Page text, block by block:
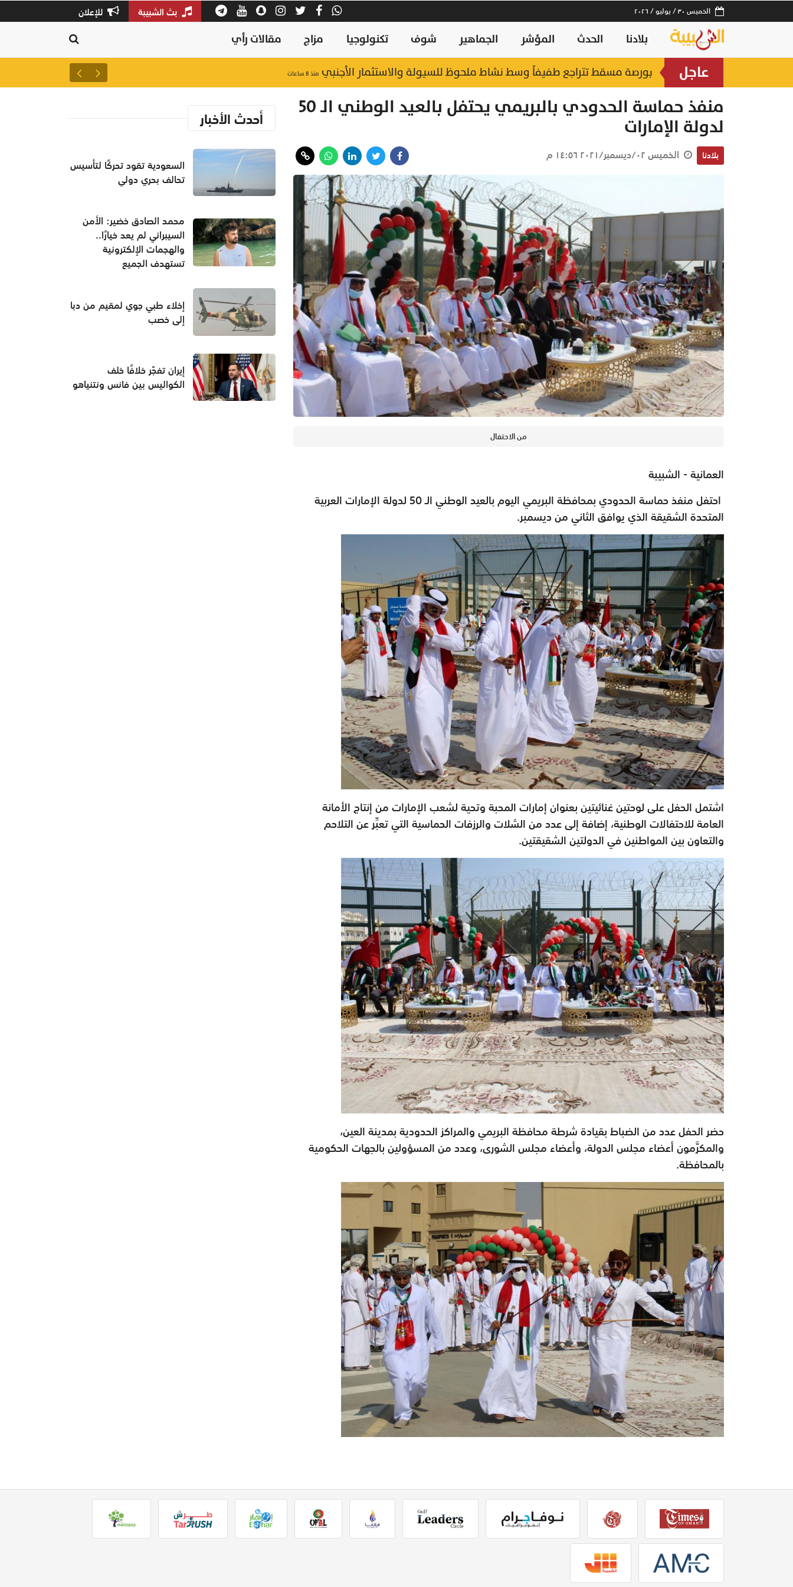
الخميس ٣٠ / يوليو / ٢٠٢٦ بث الشبيبة للإعلان
بلادنا الحدث المؤشر الجماهير شوف تكنولوجيا مزاج مقالات رأي
عاجل بورصة مسقط تتراجع طفيفاً وسط نشاط ملحوظ للسيولة والاستثمار الأجنبي منذ ٨ ساعات إيران تنفي استهداف ميناء
منفذ حماسة الحدودي بالبريمي يحتفل بالعيد الوطني الـ 50
لدولة الإمارات
بلادنا الخميس ٠٢/ديسمبر/٢٠٢١ ١٤:٥٦ م
من الاحتفال
العمانية - الشبيبة
احتفل منفذ حماسة الحدودي بمحافظة البريمي اليوم بالعيد الوطني الـ 50 لدولة الإمارات العربية
المتحدة الشقيقة الذي يوافق الثاني من ديسمبر.
اشتمل الحفل على لوحتين غنائيتين بعنوان إمارات المحبة وتحية لشعب الإمارات من إنتاج الأمانة
العامة للاحتفالات الوطنية، إضافة إلى عدد من الشلات والرزفات الحماسية التي تعبِّر عن التلاحم
والتعاون بين المواطنين في الدولتين الشقيقتين.
حضر الحفل عدد من الضباط بقيادة شرطة محافظة البريمي والمراكز الحدودية بمدينة العين،
والمكرَّمون أعضاء مجلس الدولة، وأعضاء مجلس الشورى، وعدد من المسؤولين بالجهات الحكومية
بالمحافظة.
أحدث الأخبار
السعودية تقود تحركًا لتأسيس
تحالف بحري دولي
محمد الصادق خضير: الأمن
السيبراني لم يعد خيارًا..
والهجمات الإلكترونية
تستهدف الجميع
إخلاء طبي جوي لمقيم من دبا
إلى خصب
إيران تفجّر خلافًا خلف
الكواليس بين فانس ونتنياهو